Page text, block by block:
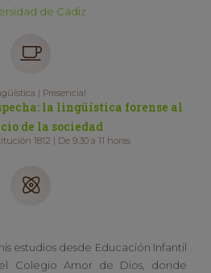
de Cádiz
| Presencial
la lingüística forense al
de la sociedad
1812 | De 9.30 a 11 horas
estudios desde Educación Infantil
Colegio Amor de Dios, donde